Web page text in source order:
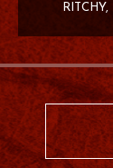
RITCHY